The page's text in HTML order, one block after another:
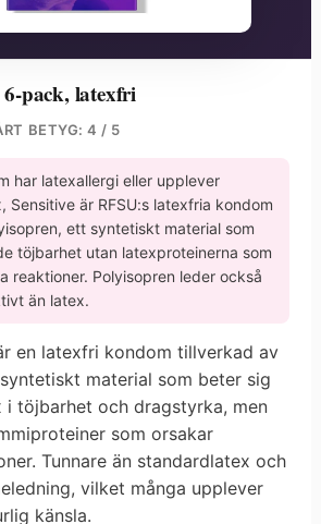
6-pack, latexfri
BETYG: 4 / 5
har latexallergi eller upplever
Sensitive är RFSU:s latexfria kondom
ett syntetiskt material som
töjbarhet utan latexproteinerna som
reaktioner. Polyisopren leder också
än latex.
en latexfri kondom tillverkad av
material som beter sig
töjbarhet och dragstyrka, men
som orsakar
Tunnare än standardlatex och
vilket många upplever
känsla.